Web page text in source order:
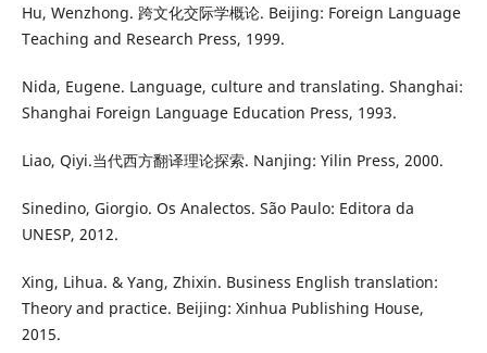
Hu, Wenzhong. 跨文化交际学概论. Beijing: Foreign Language
Teaching and Research Press, 1999.
Nida, Eugene. Language, culture and translating. Shanghai:
Shanghai Foreign Language Education Press, 1993.
Liao, Qiyi.当代西方翻译理论探索. Nanjing: Yilin Press, 2000.
Sinedino, Giorgio. Os Analectos. São Paulo: Editora da
UNESP, 2012.
Xing, Lihua. & Yang, Zhixin. Business English translation:
Theory and practice. Beijing: Xinhua Publishing House,
2015.